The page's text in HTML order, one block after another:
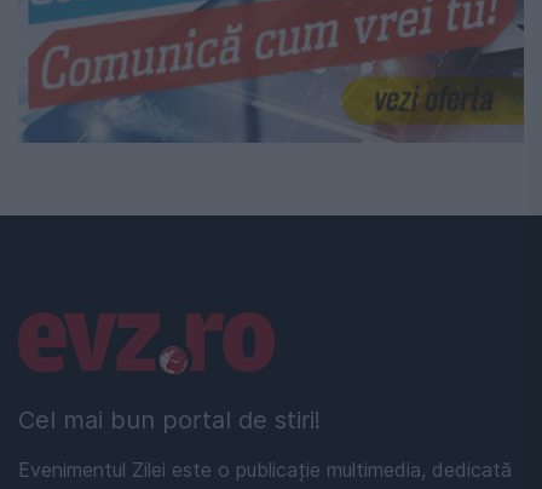
Cel mai bun portal de stiri!
Evenimentul Zilei este o publicație multimedia, dedicată
Linkuri utile